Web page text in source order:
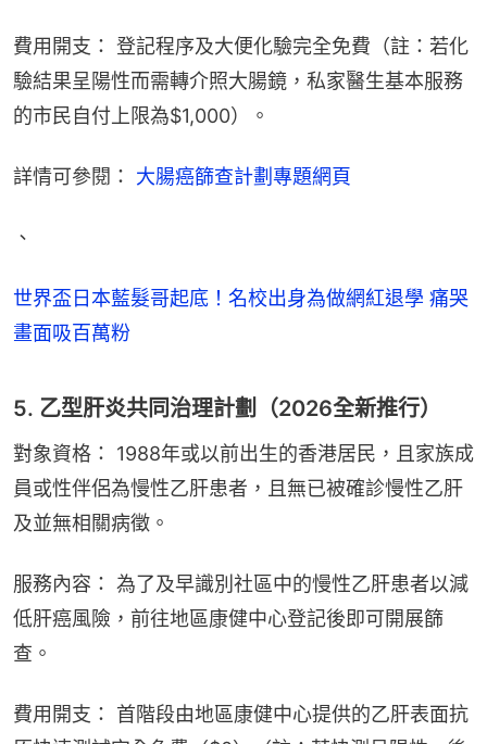
費用開支： 登記程序及大便化驗完全免費（註：若化
驗結果呈陽性而需轉介照大腸鏡，私家醫生基本服務
的市民自付上限為$1,000）。
詳情可參閱： 大腸癌篩查計劃專題網頁
、
世界盃日本藍髮哥起底！名校出身為做網紅退學 痛哭
畫面吸百萬粉
5. 乙型肝炎共同治理計劃（2026全新推行）
對象資格： 1988年或以前出生的香港居民，且家族成
員或性伴侶為慢性乙肝患者，且無已被確診慢性乙肝
及並無相關病徵。
服務內容： 為了及早識別社區中的慢性乙肝患者以減
低肝癌風險，前往地區康健中心登記後即可開展篩
查。
費用開支： 首階段由地區康健中心提供的乙肝表面抗